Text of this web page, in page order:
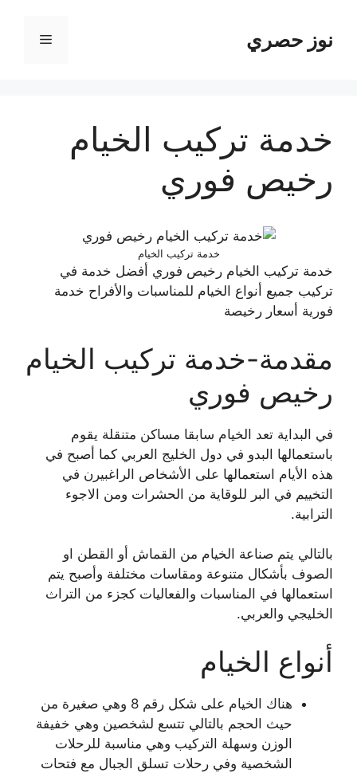
المحتوىنوز حصري القائمة
خدمة تركيب الخيام
رخيص فوري
خدمة تركيب الخيام
خدمة تركيب الخيام رخيص فوري أفضل خدمة في
تركيب جميع أنواع الخيام للمناسبات والأفراح خدمة
فورية أسعار رخيصة
مقدمة-خدمة تركيب الخيام
رخيص فوري
في البداية تعد الخيام سابقا مساكن متنقلة يقوم
باستعمالها البدو في دول الخليج العربي كما أصبح في
هذه الأيام استعمالها على الأشخاص الراغبيرن في
التخييم في البر للوقاية من الحشرات ومن الاجوء
الترابية.
بالتالي يتم صناعة الخيام من القماش أو القطن او
الصوف بأشكال متنوعة ومقاسات مختلفة وأصبح يتم
استعمالها في المناسبات والفعاليات كجزء من التراث
الخليجي والعربي.
أنواع الخيام
هناك الخيام على شكل رقم 8 وهي صغيرة من
حيث الحجم بالتالي تتسع لشخصين وهي خفيفة
الوزن وسهلة التركيب وهي مناسبة للرحلات
الشخصية وفي رحلات تسلق الجبال مع فتحات